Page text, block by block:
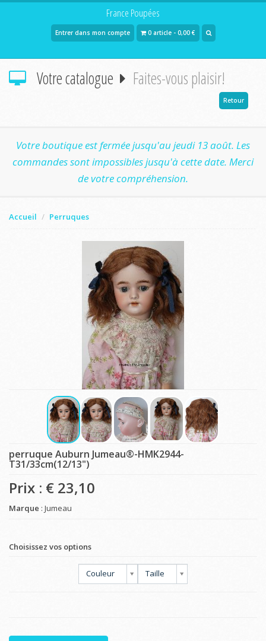
France Poupées
Entrer dans mon compte 0 article - 0,00 €
Votre catalogue Faites-vous plaisir!
Retour
Votre boutique est fermée jusqu'au jeudi 13 août. Les
commandes sont impossibles jusqu'à cette date. Merci
de votre compréhension.
Accueil Perruques
perruque Auburn Jumeau®-HMK2944-
T31/33cm(12/13")
Prix : € 23,10
Marque : Jumeau
Choisissez vos options
Couleur Taille